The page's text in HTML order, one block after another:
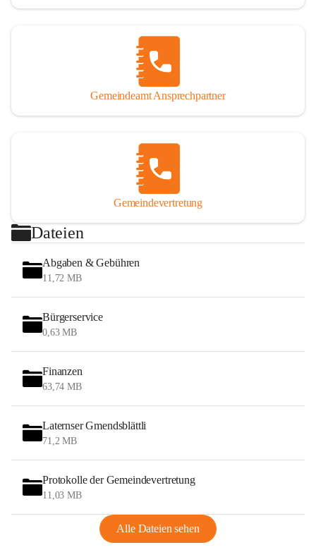
Gemeindeamt Ansprechpartner
Gemeindevertretung
Dateien
Abgaben & Gebühren
11,72 MB
Bürgerservice
0,63 MB
Finanzen
63,74 MB
Laternser Gmendsblättli
71,2 MB
Protokolle der Gemeindevertretung
11,03 MB
Alle Dateien sehen